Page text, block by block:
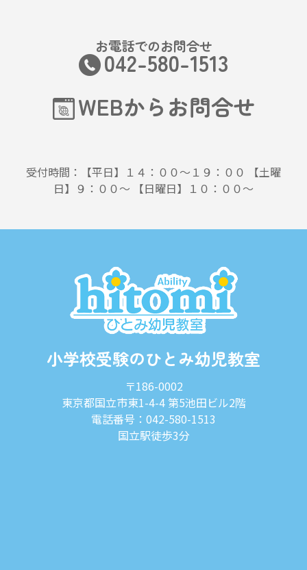
お電話でのお問合せ
042-580-1513
WEBからお問合せ
受付時間：【平日】１４：００～１９：００ 【土曜
日】９：００～ 【日曜日】１０：００～
小学校受験のひとみ幼児教室
〒186-0002
東京都国立市東1-4-4 第5池田ビル2階
電話番号：042-580-1513
国立駅徒歩3分